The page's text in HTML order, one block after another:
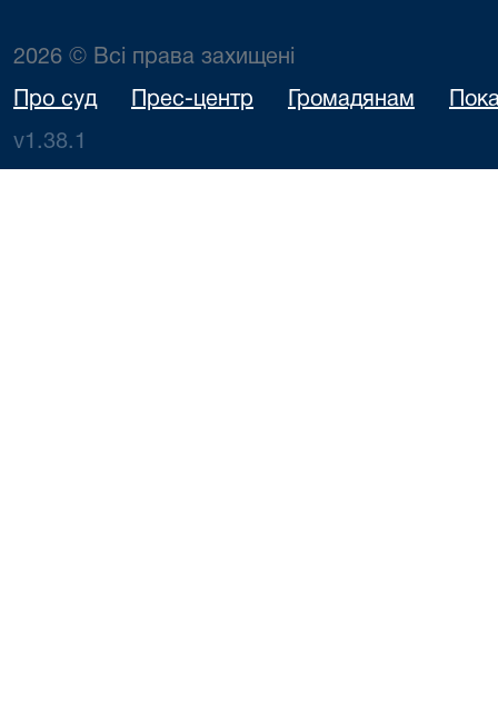
2026 © Всі права захищені
Про суд Прес-центр Громадянам
v1.38.1